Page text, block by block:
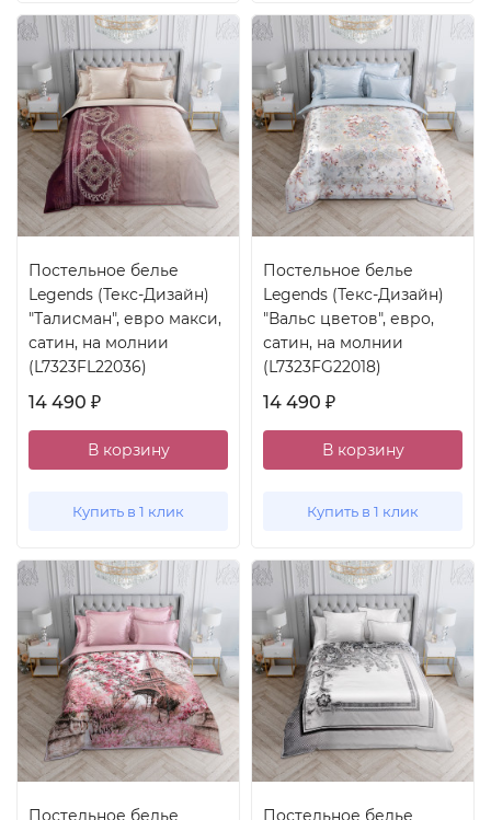
Постельное белье
Legends (Текс-Дизайн)
"Талисман", евро макси,
сатин, на молнии
(L7323FL22036)
14 490 ₽
В корзину
Купить в 1 клик
Постельное белье
Legends (Текс-Дизайн)
"Вальс цветов", евро,
сатин, на молнии
(L7323FG22018)
14 490 ₽
В корзину
Купить в 1 клик
Постельное белье
Постельное белье